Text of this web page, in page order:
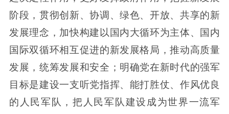
阶段，贯彻创新、协调、绿色、开放、共享的新
发展理念，加快构建以国内大循环为主体、国内
国际双循环相互促进的新发展格局，推动高质量
发展，统筹发展和安全；明确党在新时代的强军
目标是建设一支听党指挥、能打胜仗、作风优良
的人民军队，把人民军队建设成为世界一流军